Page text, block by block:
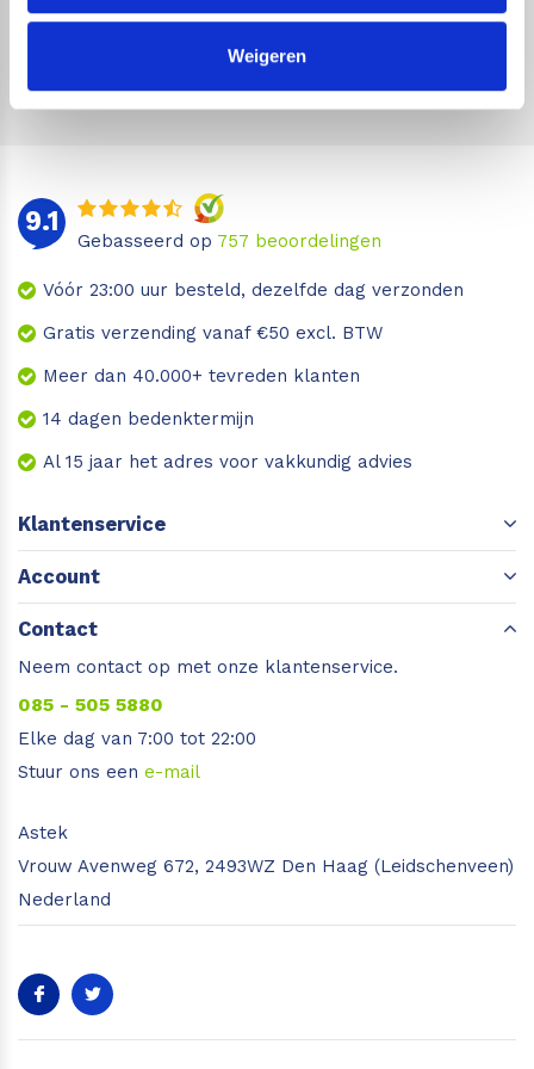
Weigeren
Geen zorgen, we gaan je niet wekelijks spammen!
9.1
Gebasseerd op 757 beoordelingen
Vóór 23:00 uur besteld, dezelfde dag verzonden
Gratis verzending vanaf €50 excl. BTW
Meer dan 40.000+ tevreden klanten
14 dagen bedenktermijn
Al 15 jaar het adres voor vakkundig advies
Klantenservice
Account
Contact
Neem contact op met onze klantenservice.
085 - 505 5880
Elke dag van 7:00 tot 22:00
Stuur ons een e-mail
Astek
Vrouw Avenweg 672, 2493WZ Den Haag (Leidschenveen)
Nederland